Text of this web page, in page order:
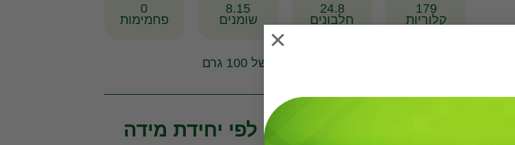
×
179
קלוריות
24.8
חלבונים
8.15
שומנים
0
פחמימות
* לפי יחידה מדידה של 100 גרם
תכונות וערכים תזונתיים לפי יחידת מידה